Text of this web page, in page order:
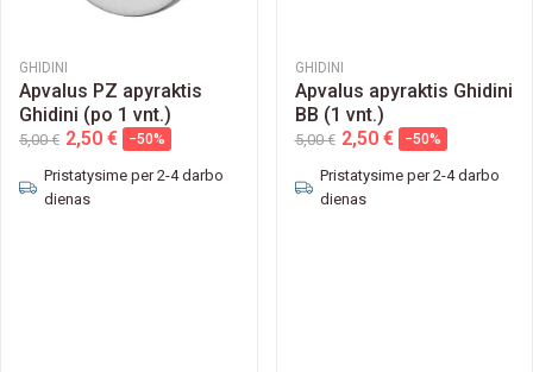
GHIDINI
Apvalus PZ apyraktis
Ghidini (po 1 vnt.)
5,00 € 2,50 € −50%
Pristatysime per 2-4 darbo
dienas
GHIDINI
Apvalus apyraktis Ghidini
BB (1 vnt.)
5,00 € 2,50 € −50%
Pristatysime per 2-4 darbo
dienas